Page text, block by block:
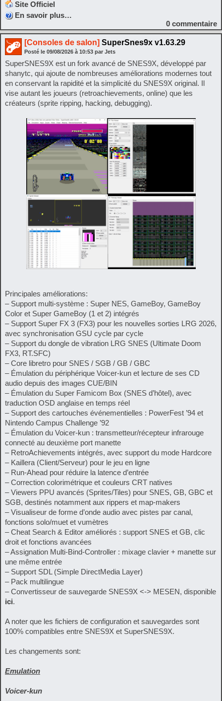
Site Officiel
En savoir plus…
0 commentaire
[Consoles de salon] SuperSnes9x v1.63.29
Posté le 09/08/2026 à 10:53 par Jets
SuperSNES9X est un fork avancé de SNES9X, développé par
shanytc, qui ajoute de nombreuses améliorations modernes tout
en conservant la rapidité et la simplicité du SNES9X original. Il
vise autant les joueurs (retroachievements, online) que les
créateurs (sprite ripping, hacking, debugging).
Principales améliorations:
– Support multi-système : Super NES, GameBoy, GameBoy
Color et Super GameBoy (1 et 2) intégrés
– Support Super FX 3 (FX3) pour les nouvelles sorties LRG 2026,
avec synchronisation GSU cycle par cycle
– Support du dongle de vibration LRG SNES (Ultimate Doom
FX3, RT.SFC)
– Core libretro pour SNES / SGB / GB / GBC
– Émulation du périphérique Voicer-kun et lecture de ses CD
audio depuis des images CUE/BIN
– Émulation du Super Famicom Box (SNES d’hôtel), avec
traduction OSD anglaise en temps réel
– Support des cartouches événementielles : PowerFest ’94 et
Nintendo Campus Challenge ’92
– Émulation du Voicer-kun : transmetteur/récepteur infrarouge
connecté au deuxième port manette
– RetroAchievements intégrés, avec support du mode Hardcore
– Kaillera (Client/Serveur) pour le jeu en ligne
– Run-Ahead pour réduire la latence d’entrée
– Correction colorimétrique et couleurs CRT natives
– Viewers PPU avancés (Sprites/Tiles) pour SNES, GB, GBC et
SGB, destinés notamment aux rippers et map-makers
– Visualiseur de forme d’onde audio avec pistes par canal,
fonctions solo/muet et vumètres
– Cheat Search & Editor améliorés : support SNES et GB, clic
droit et fonctions avancées
– Assignation Multi-Bind-Controller : mixage clavier + manette sur
une même entrée
– Support SDL (Simple DirectMedia Layer)
– Pack multilingue
– Convertisseur de sauvegarde SNES9X <-> MESEN, disponible
ici.
A noter que les fichiers de configuration et sauvegardes sont
100% compatibles entre SNES9X et SuperSNES9X.
Les changements sont:
Emulation
Voicer-kun